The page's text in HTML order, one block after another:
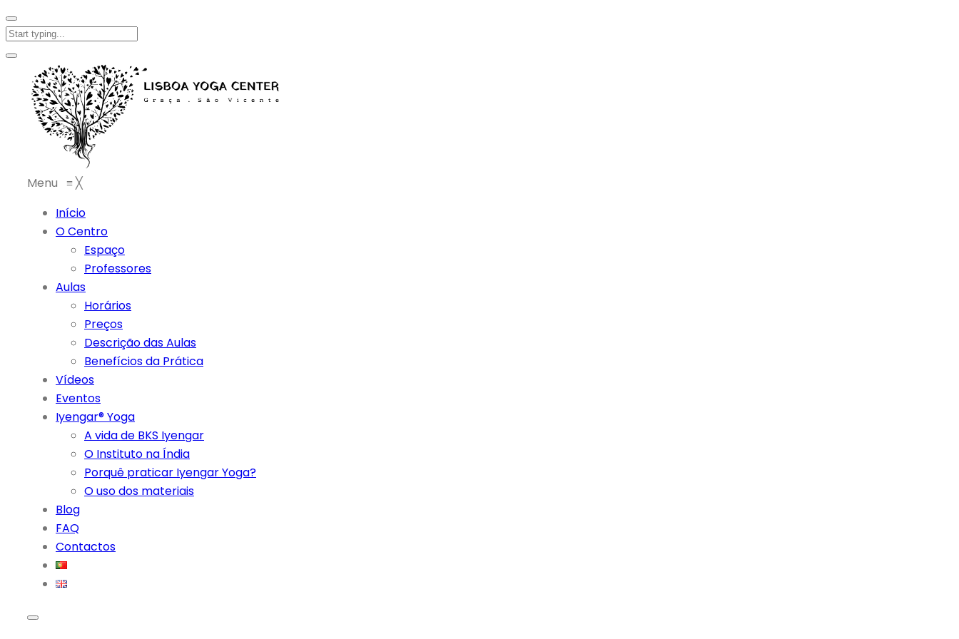
Menu ≡╳
Início
O Centro
Espaço
Professores
Aulas
Horários
Preços
Descrição das Aulas
Benefícios da Prática
Vídeos
Eventos
Iyengar® Yoga
A vida de BKS Iyengar
O Instituto na Índia
Porquê praticar Iyengar Yoga?
O uso dos materiais
Blog
FAQ
Contactos